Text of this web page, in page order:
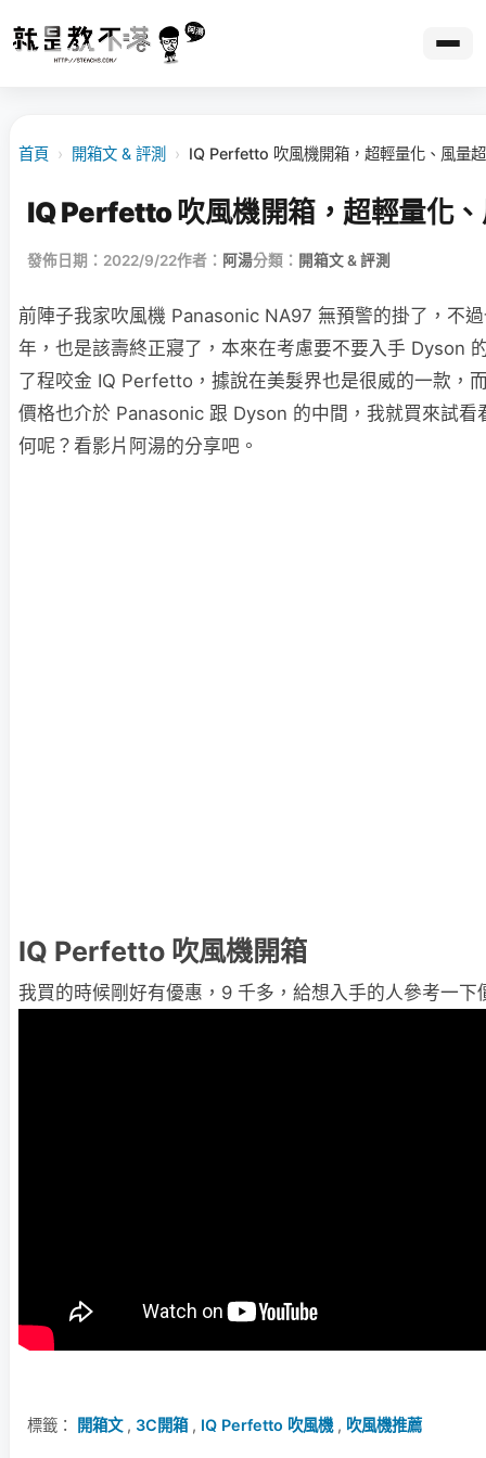
首頁 › 開箱文 & 評測 › IQ Perfetto 吹風機開箱，超輕量化、風量
IQ Perfetto 吹風機開箱，超輕量化
發佈日期：2022/9/22作者： 阿湯分類： 開箱文 & 評測
前陣子我家吹風機 Panasonic NA97 無預警的掛了，不
年，也是該壽終正寢了，本來在考慮要不要入手 Dyson
了程咬金 IQ Perfetto，據說在美髮界也是很威的一款，
價格也介於 Panasonic 跟 Dyson 的中間，我就買來試看
何呢？看影片阿湯的分享吧。
IQ Perfetto 吹風機開箱
我買的時候剛好有優惠，9 千多，給想入手的人參考一下
標籤： 開箱文, 3C開箱, IQ Perfetto 吹風機, 吹風機推薦